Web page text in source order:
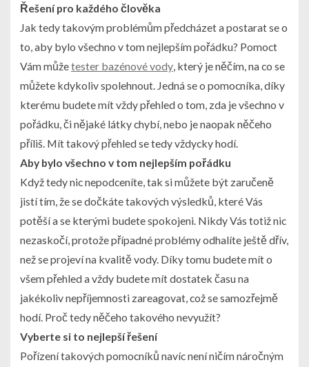
Řešení pro každého člověka
Jak tedy takovým problémům předcházet a postarat se o
to, aby bylo všechno v tom nejlepším pořádku? Pomoct
Vám můžetester bazénové vody , který je něčím, na co se
můžete kdykoliv spolehnout. Jedná se o pomocníka, díky
kterému budete mít vždy přehled o tom, zda je všechno v
pořádku, či nějaké látky chybí, nebo je naopak něčeho
příliš. Mít takový přehled se tedy vždycky hodí.
Aby bylo všechno v tom nejlepším pořádku
Když tedy nic nepodceníte, tak si můžete být zaručeně
jistí tím, že se dočkáte takových výsledků, které Vás
potěší a se kterými budete spokojeni. Nikdy Vás totiž nic
nezaskočí, protože případné problémy odhalíte ještě dřív,
než se projeví na kvalitě vody. Díky tomu budete mít o
všem přehled a vždy budete mít dostatek času na
jakékoliv nepříjemnosti zareagovat, což se samozřejmě
hodí. Proč tedy něčeho takového nevyužít?
Vyberte si to nejlepší řešení
Pořízení takových pomocníků navíc není ničím náročným